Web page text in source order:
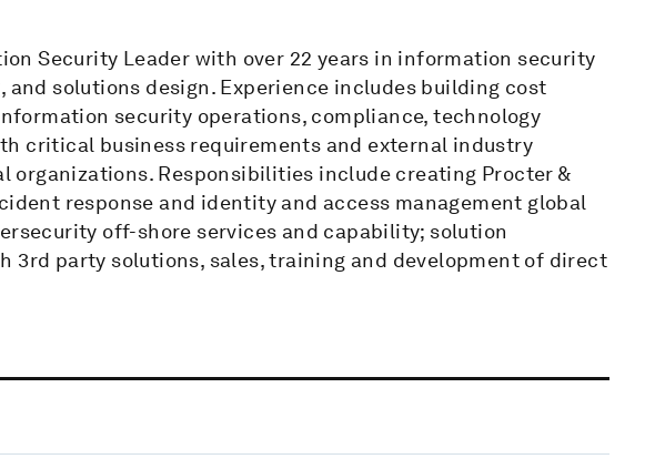
Security Leader with over 22 years in information security
solutions design. Experience includes building cost
security operations, compliance, technology
critical business requirements and external industry
organizations. Responsibilities include creating Procter &
response and identity and access management global
off-shore services and capability; solution
3rd party solutions, sales, training and development of direct